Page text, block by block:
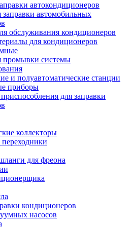
автокондиционеров
заправки автомобильных
обслуживания кондиционеров
для кондиционеров
промывки системы
и полуавтоматические станции
приборы
для заправки
коллекторы
для фреона
кондиционеров
насосов